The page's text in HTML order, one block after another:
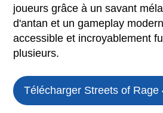
joueurs grâce à un savant
d'antan et un gameplay
accessible et incroyablement
plusieurs.
Télécharger Streets of Rage